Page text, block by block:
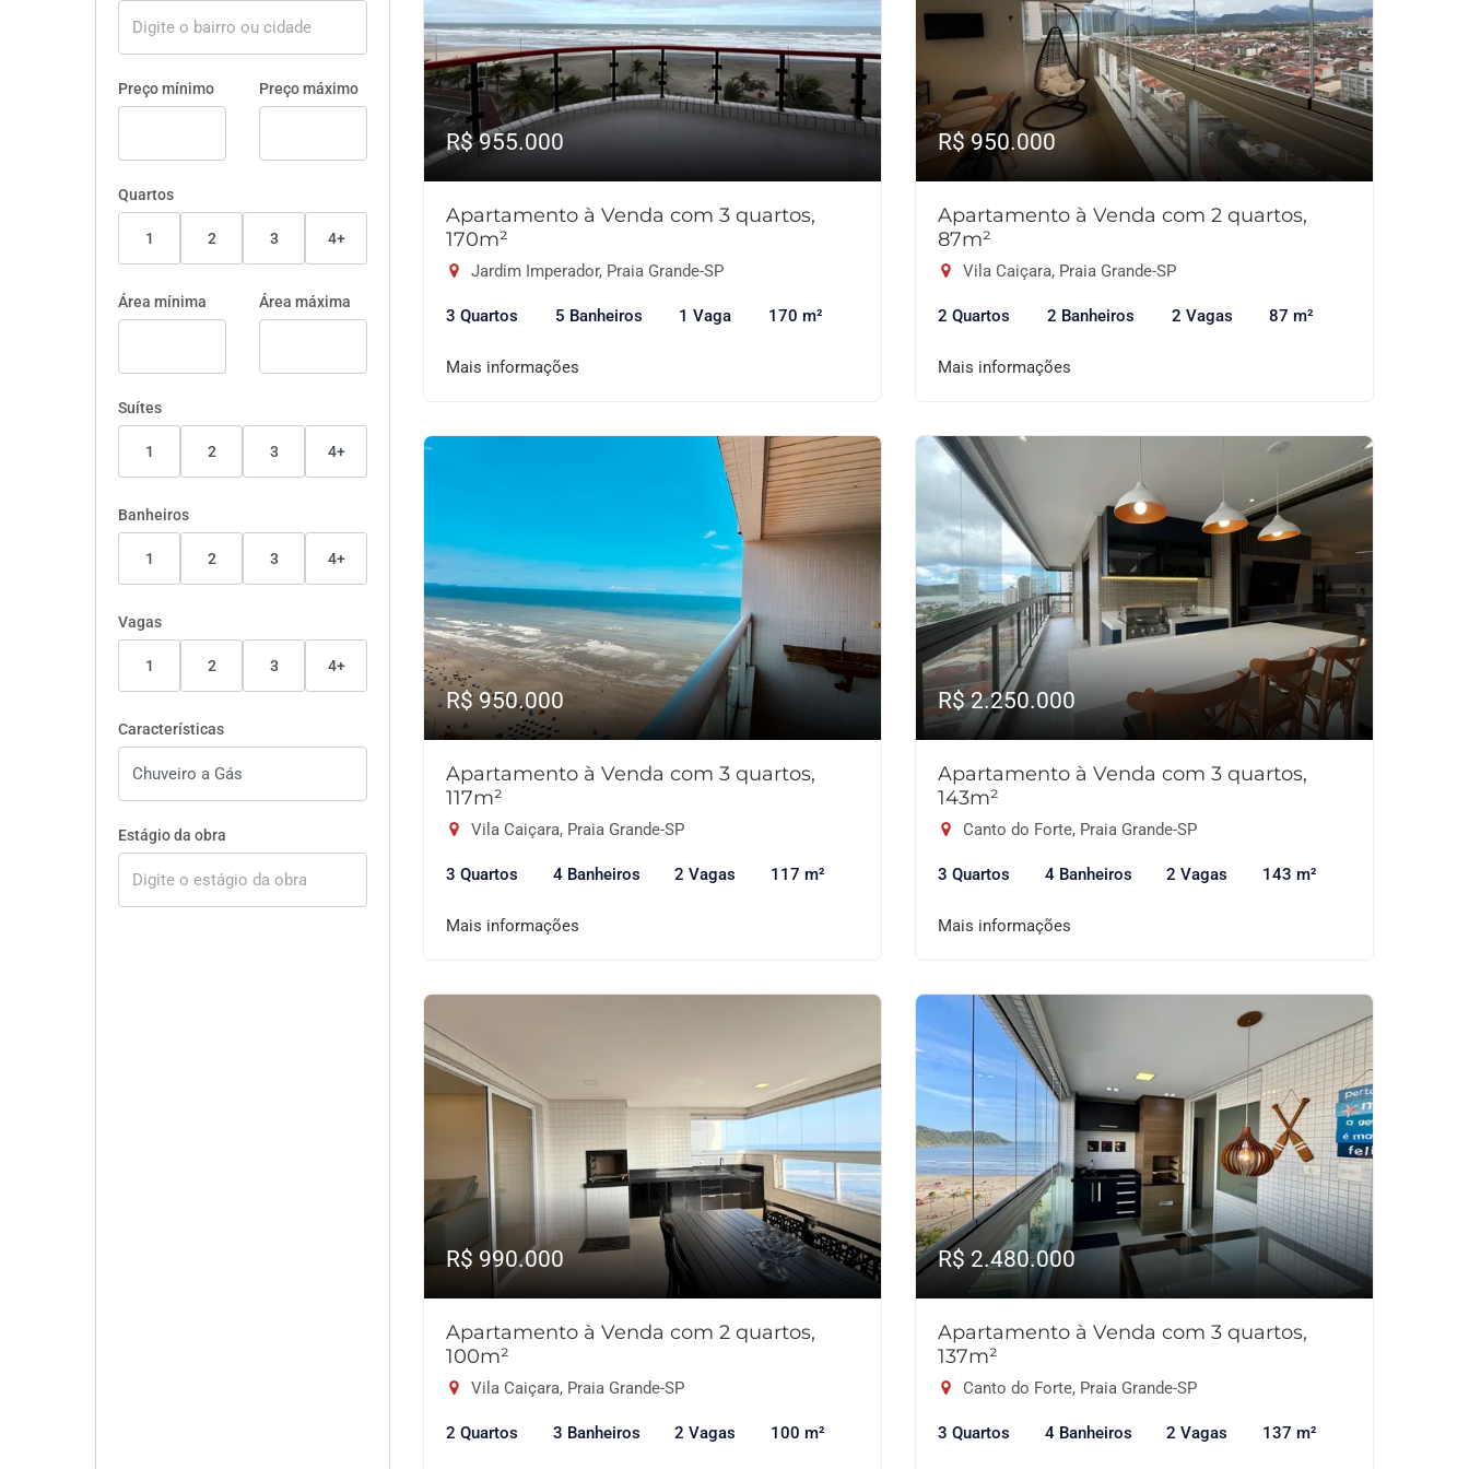
Preço mínimo Preço máximo
Quartos
1 2 3 4+
Área mínima Área máxima
Suítes
1 2 3 4+
Banheiros
1 2 3 4+
Vagas
1 2 3 4+
Características
Estágio da obra
R$ 955.000
Apartamento à Venda com 3 quartos,
170m²
Jardim Imperador, Praia Grande-SP
3 Quartos 5 Banheiros 1 Vaga 170 m²
Mais informações
R$ 950.000
Apartamento à Venda com 2 quartos,
87m²
Vila Caiçara, Praia Grande-SP
2 Quartos 2 Banheiros 2 Vagas 87 m²
Mais informações
R$ 950.000
Apartamento à Venda com 3 quartos,
117m²
Vila Caiçara, Praia Grande-SP
3 Quartos 4 Banheiros 2 Vagas 117 m²
Mais informações
R$ 2.250.000
Apartamento à Venda com 3 quartos,
143m²
Canto do Forte, Praia Grande-SP
3 Quartos 4 Banheiros 2 Vagas 143 m²
Mais informações
R$ 990.000
Apartamento à Venda com 2 quartos,
100m²
Vila Caiçara, Praia Grande-SP
2 Quartos 3 Banheiros 2 Vagas 100 m²
R$ 2.480.000
Apartamento à Venda com 3 quartos,
137m²
Canto do Forte, Praia Grande-SP
3 Quartos 4 Banheiros 2 Vagas 137 m²